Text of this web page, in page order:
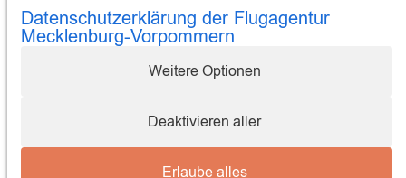
DatenschutzAGBs
© 2026 Flugagentur Mecklenburg-Vorpommern
Datenschutzerklärung der Flugagentur
Mecklenburg-Vorpommern
Weitere Optionen
Deaktivieren aller
Erlaube alles